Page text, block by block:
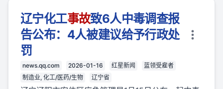
辽宁化工事故致6人中毒调查报
告公布：4人被建议给予行政处
罚
news.qq.com 2026-01-16 红星新闻
蓝领受雇者
制造业, 化工/医药/生物
辽宁省